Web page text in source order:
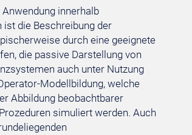
innerhalb
ist die Beschreibung der
durch eine geeignete
die passive Darstellung von
auch unter Nutzung
Modellbildung, welche
Abbildung beobachtbarer
simuliert werden. Auch